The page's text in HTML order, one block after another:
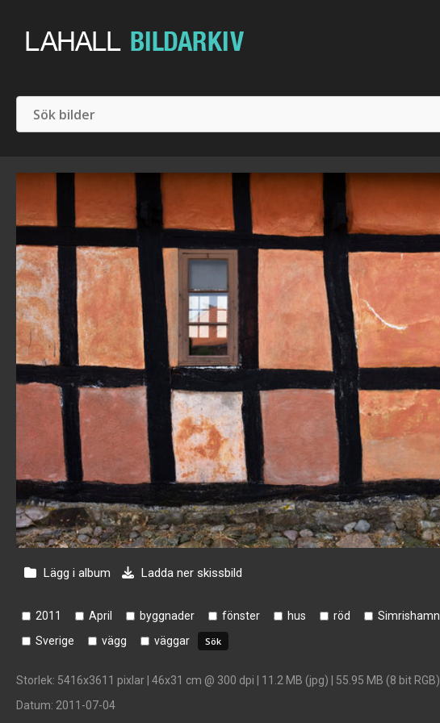
Lägg i album Ladda ner skissbild
2011 April byggnader fönster hus röd Simrishamn
Sverige
vägg väggar
Storlek: 5416x3611 pixlar | 46x31 cm @ 300 dpi | 11.2 MB (jpg) | 55.95 MB (8 bit RGB)
Datum: 2011-07-04